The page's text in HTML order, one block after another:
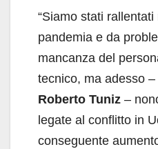
“Siamo stati rallentati
pandemia e da
mancanza del
tecnico, ma adesso –
Roberto Tuniz –
legate al conflitto in
conseguente